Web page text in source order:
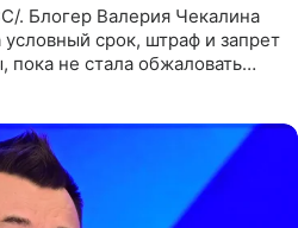
. Блогер Валерия Чекалина
срок, штраф и запрет
пока не стала обжаловать